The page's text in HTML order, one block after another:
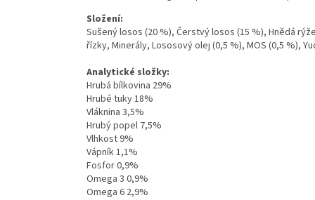
Složení:
Sušený losos (20 %), Čerstvý losos (15 %), Hnědá
řízky, Minerály, Lososový olej (0,5 %), MOS (0,5 %),
Analytické složky:
Hrubá bílkovina 29%
Hrubé tuky 18%
Vláknina 3,5%
Hrubý popel 7,5%
Vlhkost 9%
Vápník 1,1%
Fosfor 0,9%
Omega 3 0,9%
Omega 6 2,9%